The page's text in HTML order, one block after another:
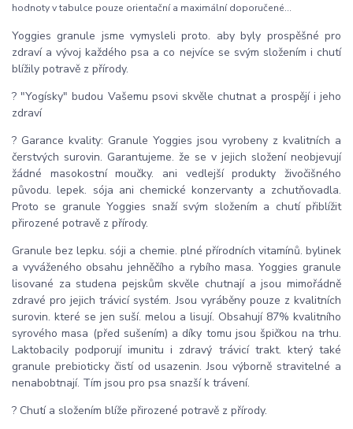
hodnoty v tabulce pouze orientační a maximální doporučené...
Yoggies granule jsme vymysleli proto. aby byly prospěšné pro
zdraví a vývoj každého psa a co nejvíce se svým složením i chutí
blížily potravě z přírody.
? "Yogísky" budou Vašemu psovi skvěle chutnat a prospějí i jeho
zdraví
? Garance kvality: Granule Yoggies jsou vyrobeny z kvalitních a
čerstvých surovin. Garantujeme. že se v jejich složení neobjevují
žádné masokostní moučky. ani vedlejší produkty živočišného
původu. lepek. sója ani chemické konzervanty a zchutňovadla.
Proto se granule Yoggies snaží svým složením a chutí přiblížit
přirozené potravě z přírody.
Granule bez lepku. sóji a chemie. plné přírodních vitamínů. bylinek
a vyváženého obsahu jehněčího a rybího masa. Yoggies granule
lisované za studena pejskům skvěle chutnají a jsou mimořádně
zdravé pro jejich trávicí systém. Jsou vyráběny pouze z kvalitních
surovin. které se jen suší. melou a lisují. Obsahují 87% kvalitního
syrového masa (před sušením) a díky tomu jsou špičkou na trhu.
Laktobacily podporují imunitu i zdravý trávicí trakt. který také
granule prebioticky čistí od usazenin. Jsou výborně stravitelné a
nenabobtnají. Tím jsou pro psa snazší k trávení.
? Chutí a složením blíže přirozené potravě z přírody.